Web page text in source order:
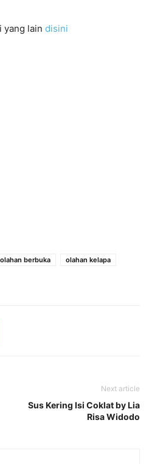
yang lain disini
olahan berbuka
olahan kelapa
Next article
Sus Kering Isi Coklat by Lia
Risa Widodo